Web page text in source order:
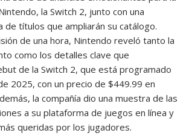
la Switch 2, junto con una
de títulos que ampliarán su catálogo.
de una hora, Nintendo reveló tanto la
como los detalles clave que
de la Switch 2, que está programado
2025, con un precio de $449.99 en
la compañía dio una muestra de las
a su plataforma de juegos en línea y
queridas por los jugadores.